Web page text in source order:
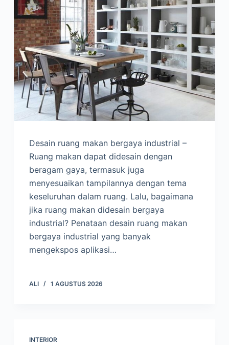
Desain ruang makan bergaya industrial –
Ruang makan dapat didesain dengan
beragam gaya, termasuk juga
menyesuaikan tampilannya dengan tema
keseluruhan dalam ruang. Lalu, bagaimana
jika ruang makan didesain bergaya
industrial? Penataan desain ruang makan
bergaya industrial yang banyak
mengekspos aplikasi…
ALI 1 AGUSTUS 2026
INTERIOR